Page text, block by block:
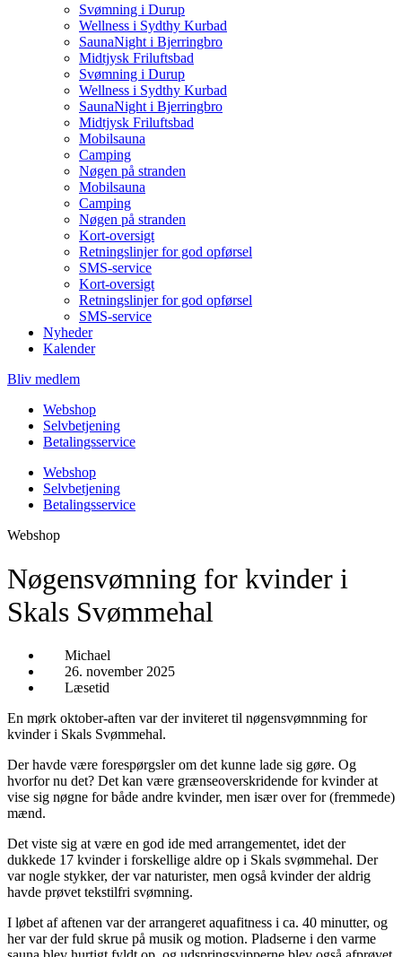
Svømning i Durup
Wellness i Sydthy Kurbad
SaunaNight i Bjerringbro
Midtjysk Friluftsbad
Svømning i Durup
Wellness i Sydthy Kurbad
SaunaNight i Bjerringbro
Midtjysk Friluftsbad
Mobilsauna
Camping
Nøgen på stranden
Mobilsauna
Camping
Nøgen på stranden
Kort-oversigt
Retningslinjer for god opførsel
SMS-service
Kort-oversigt
Retningslinjer for god opførsel
SMS-service
Nyheder
Kalender
Bliv medlem
Webshop
Selvbetjening
Betalingsservice
Webshop
Selvbetjening
Betalingsservice
Webshop
Nøgensvømning for kvinder i
Skals Svømmehal
Michael
26. november 2025
Læsetid
En mørk oktober-aften var der inviteret til nøgensvømnming for
kvinder i Skals Svømmehal.
Der havde være forespørgsler om det kunne lade sig gøre. Og
hvorfor nu det? Det kan være grænseoverskridende for kvinder at
vise sig nøgne for både andre kvinder, men især over for (fremmede)
mænd.
Det viste sig at være en god ide med arrangementet, idet der
dukkede 17 kvinder i forskellige aldre op i Skals svømmehal. Der
var nogle stykker, der var naturister, men også kvinder der aldrig
havde prøvet tekstilfri svømning.
I løbet af aftenen var der arrangeret aquafitness i ca. 40 minutter, og
her var der fuld skrue på musik og motion. Pladserne i den varme